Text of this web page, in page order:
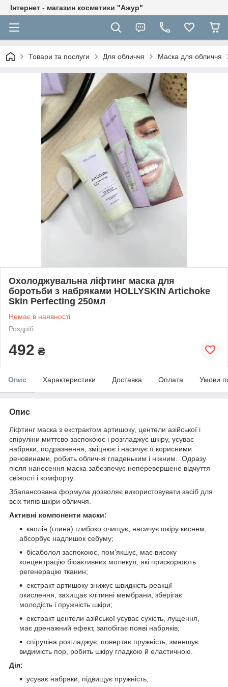
Інтернет - магазин косметики "Ажур"
Товари та послуги Для обличчя Маска для обличчя
Охолоджувальна ліфтинг маска для
боротьби з набряками HOLLYSKIN Artichoke
Skin Perfecting 250мл
Немає в наявності
Роздріб
492 ₴
Опис Характеристики Доставка Оплата Умови
Опис
Ліфтинг маска з екстрактом артишоку, центели азійської і
спіруліни миттєво заспокоює і розгладжує шкіру, усуває
набряки, подразнення, зміцнює і насичує її корисними
речовинами, робить обличчя гладеньким і ніжним. Одразу
після нанесення маска забезпечує неперевершене відчуття
свіжості і комфорту.
Збалансована формула дозволяє використовувати засіб для
всіх типів шкіри обличчя.
Активні компоненти маски:
каолін (глина) глибоко очищує, насичує шкіру киснем,
абсорбує надлишок себуму;
бісаболол заспокоює, пом'якшує, має високу
концентрацію біоактивних молекул, які прискорюють
регенерацію тканин;
екстракт артишоку знижує швидкість реакції
окислення, захищає клітинні мембрани, зберігає
молодість і пружність шкіри;
екстракт центели азійської усуває сухість, лущення,
має дренажний ефект, запобігає появі набряків;
спіруліна розгладжує, повертає пружність, зменшує
видимість пор, робить шкіру гладкою й еластичною.
Дія:
усуває набряки, підвищує пружність;